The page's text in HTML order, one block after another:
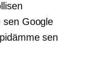
sen Google
sen